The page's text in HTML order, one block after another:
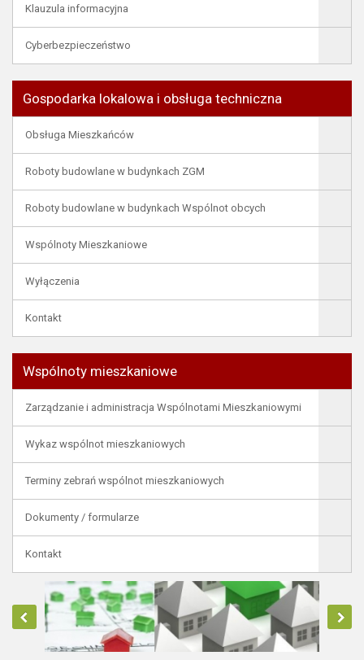
Klauzula informacyjna
Cyberbezpieczeństwo
Gospodarka lokalowa i obsługa techniczna
Obsługa Mieszkańców
Roboty budowlane w budynkach ZGM
Roboty budowlane w budynkach Wspólnot obcych
Wspólnoty Mieszkaniowe
Wyłączenia
Kontakt
Wspólnoty mieszkaniowe
Zarządzanie i administracja Wspólnotami Mieszkaniowymi
Wykaz wspólnot mieszkaniowych
Terminy zebrań wspólnot mieszkaniowych
Dokumenty / formularze
Kontakt